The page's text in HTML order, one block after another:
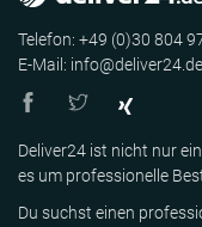
Telefon: +49 (0)30 804
E-Mail: info@deliver24.de
Deliver24 ist nicht nur
es um professionelle
Du suchst einen